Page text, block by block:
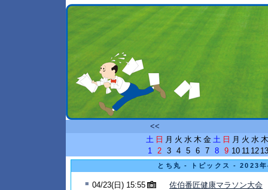
<<
土 日 月 火 水 木 金 土 日 月 火 水 木
1
2 3 4 5 6 7 8 9 10 11 12 13
とち丸 - トピックス - 2023年
■ 04/23(日) 15:55 佐伯番匠健康マラソン大会